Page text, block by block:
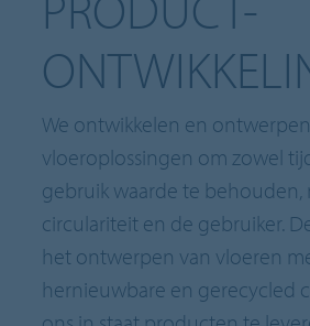
We ontwikkelen en ontwerpen
vloeroplossingen om zowel
gebruik waarde te
circulariteit en de gebruiker.
het ontwerpen van vloeren
hernieuwbare en gerecycled